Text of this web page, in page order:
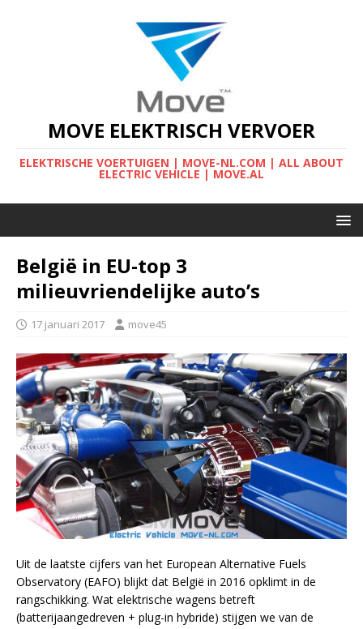
MOVE ELEKTRISCH VERVOER
ELEKTRISCHE VOERTUIGEN | MOVE-NL.COM | ALL ABOUT
ELECTRIC VEHICLE | MOVE.AL
België in EU-top 3
milieuvriendelijke auto’s
17 januari 2017 move45
Uit de laatste cijfers van het European Alternative Fuels
Observatory (EAFO) blijkt dat België in 2016 opklimt in de
rangschikking. Wat elektrische wagens betreft
(batterijaangedreven + plug-in hybride) stijgen we van de